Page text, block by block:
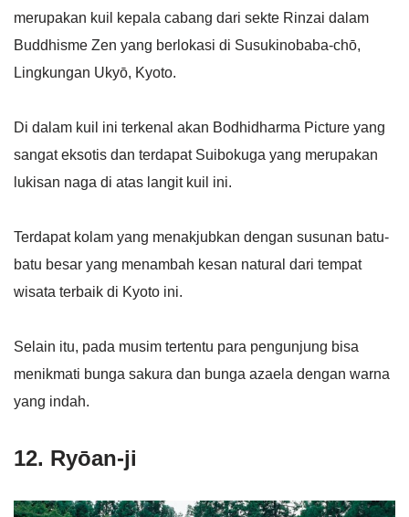
merupakan kuil kepala cabang dari sekte Rinzai dalam
Buddhisme Zen yang berlokasi di Susukinobaba-chō,
Lingkungan Ukyō, Kyoto.
Di dalam kuil ini terkenal akan Bodhidharma Picture yang
sangat eksotis dan terdapat Suibokuga yang merupakan
lukisan naga di atas langit kuil ini.
Terdapat kolam yang menakjubkan dengan susunan batu-
batu besar yang menambah kesan natural dari tempat
wisata terbaik di Kyoto ini.
Selain itu, pada musim tertentu para pengunjung bisa
menikmati bunga sakura dan bunga azaela dengan warna
yang indah.
12. Ryōan-ji